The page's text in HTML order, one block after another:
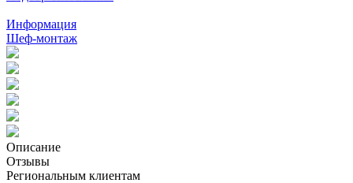
Информация
Шеф-монтаж
Описание
Отзывы
Региональным клиентам